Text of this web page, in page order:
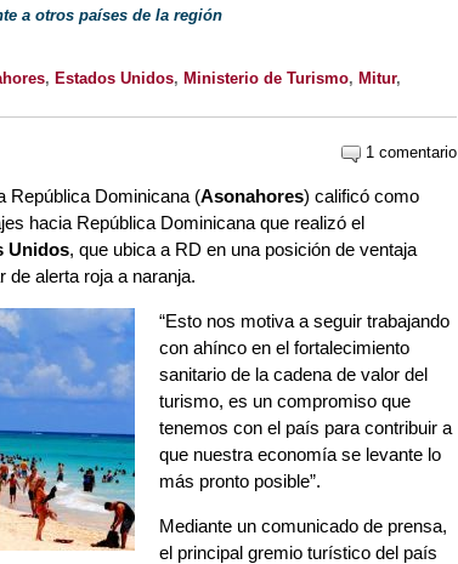
a otros países de la región
, Estados Unidos, Ministerio de Turismo, Mitur,
1 comentario
República Dominicana (Asonahores) calificó como
hacia República Dominicana que realizó el
Unidos, que ubica a RD en una posición de ventaja
de alerta roja a naranja.
“Esto nos motiva a seguir trabajando
con ahínco en el fortalecimiento
sanitario de la cadena de valor del
turismo, es un compromiso que
tenemos con el país para contribuir a
que nuestra economía se levante lo
más pronto posible”.
Mediante un comunicado de prensa,
el principal gremio turístico del país